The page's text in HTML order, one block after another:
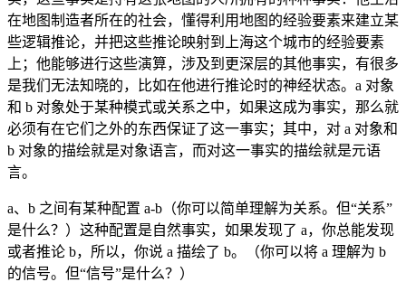
在地图制造者所在的社会，懂得利用地图的经验要素来建立某
些逻辑推论，并把这些推论映射到上海这个城市的经验要素
上；他能够进行这些演算，涉及到更深层的其他事实，有很多
是我们无法知晓的，比如在他进行推论时的神经状态。a 对象
和 b 对象处于某种模式或关系之中，如果这成为事实，那么就
必须有在它们之外的东西保证了这一事实；其中，对 a 对象和
b 对象的描绘就是对象语言，而对这一事实的描绘就是元语
言。
a、b 之间有某种配置 a-b（你可以简单理解为关系。但“关系”
是什么？）这种配置是自然事实，如果发现了 a，你总能发现
或者推论 b，所以，你说 a 描绘了 b。（你可以将 a 理解为 b
的信号。但“信号”是什么？）